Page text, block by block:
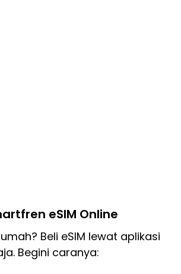
eSIM Online
Beli eSIM lewat aplikasi
Begini caranya: